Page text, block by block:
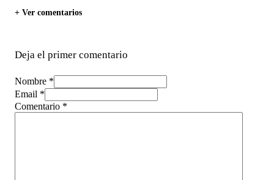
+ Ver comentarios
Deja el primer comentario
Nombre *
Email *
Comentario *